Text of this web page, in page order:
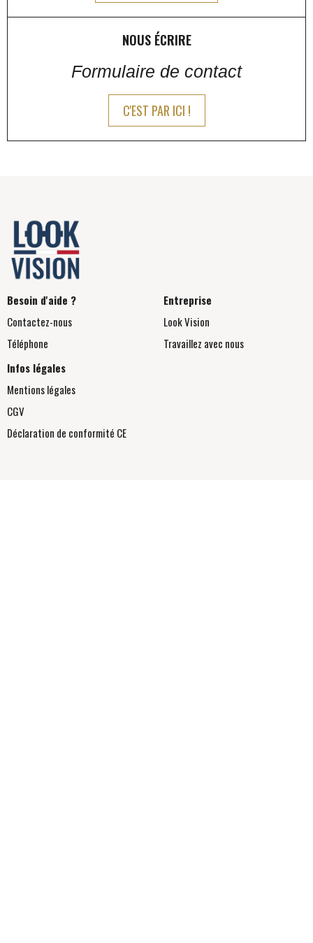
NOUS ÉCRIRE
Formulaire de contact
C'EST PAR ICI !
Besoin d'aide ?
Contactez-nous
Téléphone
Entreprise
Look Vision
Travaillez avec nous
Infos légales
Mentions légales
CGV
Déclaration de conformité CE